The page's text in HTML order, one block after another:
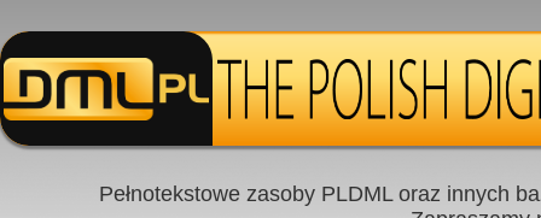
Pełnotekstowe zasoby PLDML oraz innych